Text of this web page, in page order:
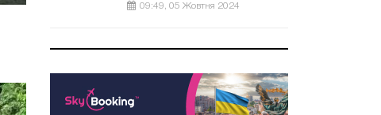
09:49, 05 Жовтня 2024